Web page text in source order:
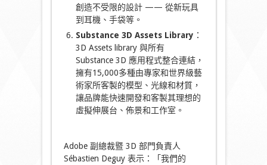
創造不受限的設計 —— 從新玩具
到耳機、手袋等。
Substance 3D Assets Library ：
3D Assets library 與所有
Substance 3D 應用程式整合連結，
擁有15,000多種由專家和世界級藝
術家所客製的模型、光線和材質，
讓品牌能快速開發和客製其理想的
虛擬伸展台、佈景和工作室。
Adobe 副總裁暨 3D 部門負責人
Sébastien Deguy 表示：「我們的